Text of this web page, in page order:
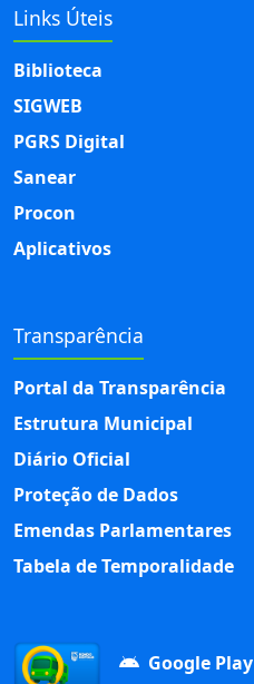
Links Úteis
Biblioteca
SIGWEB
PGRS Digital
Sanear
Procon
Aplicativos
Transparência
Portal da Transparência
Estrutura Municipal
Diário Oficial
Proteção de Dados
Emendas Parlamentares
Tabela de Temporalidade
Google Play